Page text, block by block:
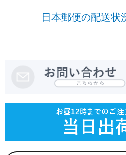
日本郵便の配送状